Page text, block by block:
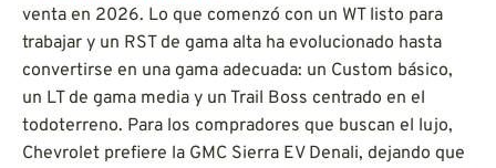
venta en 2026. Lo que comenzó con un WT listo para
trabajar y un RST de gama alta ha evolucionado hasta
convertirse en una gama adecuada: un Custom básico,
un LT de gama media y un Trail Boss centrado en el
todoterreno. Para los compradores que buscan el lujo,
Chevrolet prefiere la GMC Sierra EV Denali, dejando que